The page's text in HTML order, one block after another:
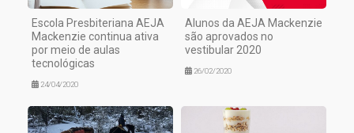
Escola Presbiteriana AEJA
Mackenzie continua ativa
por meio de aulas
tecnológicas
24/04/2020
Alunos da AEJA Mackenzie
são aprovados no
vestibular 2020
26/02/2020